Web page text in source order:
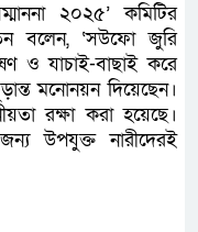
২০২৫’ কমিটির
বলেন, ‘সউফো জুরি
ও যাচাই-বাছাই করে
মনোনয়ন দিয়েছেন।
রক্ষা করা হয়েছে।
উপযুক্ত নারীদেরই